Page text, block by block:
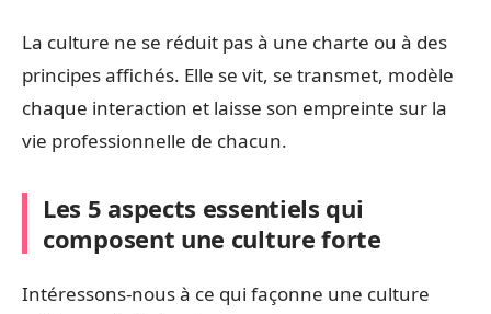
La culture ne se réduit pas à une charte ou à des
principes affichés. Elle se vit, se transmet, modèle
chaque interaction et laisse son empreinte sur la
vie professionnelle de chacun.
Les 5 aspects essentiels qui
composent une culture forte
Intéressons-nous à ce qui façonne une culture